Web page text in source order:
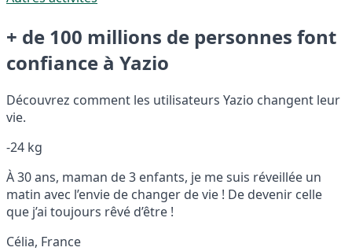
+ de 100 millions de personnes font
confiance à Yazio
Découvrez comment les utilisateurs Yazio changent leur
vie.
-24 kg
À 30 ans, maman de 3 enfants, je me suis réveillée un
matin avec l’envie de changer de vie ! De devenir celle
que j’ai toujours rêvé d’être !
Célia, France